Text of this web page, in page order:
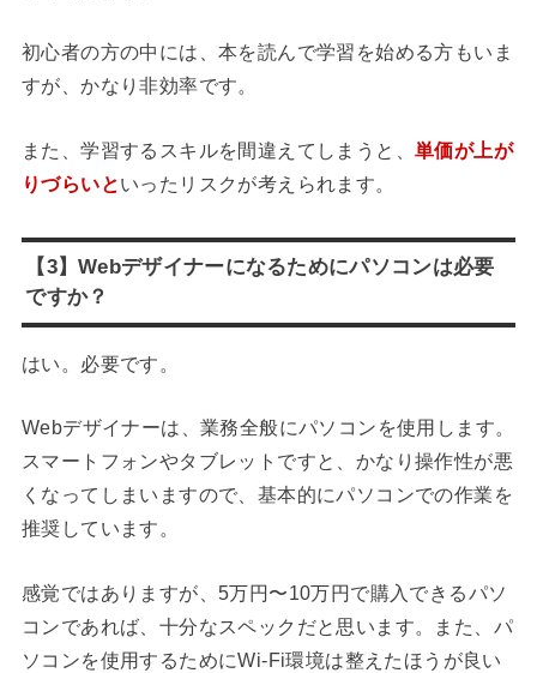
初心者の方の中には、本を読んで学習を始める方もいま
すが、かなり非効率です。
また、学習するスキルを間違えてしまうと、 単価が上が
りづらいといったリスクが考えられます。
【3】Webデザイナーになるためにパソコンは必要
ですか？
はい。必要です。
Webデザイナーは、業務全般にパソコンを使用します。
スマートフォンやタブレットですと、かなり操作性が悪
くなってしまいますので、基本的にパソコンでの作業を
推奨しています。
感覚ではありますが、5万円〜10万円で購入できるパソ
コンであれば、十分なスペックだと思います。また、パ
ソコンを使用するためにWi-Fi環境は整えたほうが良い